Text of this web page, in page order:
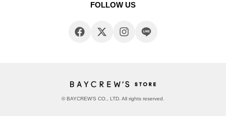
FOLLOW US
© BAYCREW’S CO., LTD. All rights reserved.